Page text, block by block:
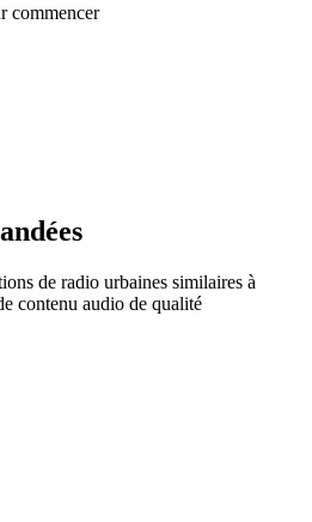
commencer
de radio urbaines similaires à
contenu audio de qualité